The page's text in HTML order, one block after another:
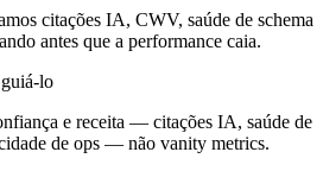
citações IA, CWV, saúde de schema
antes que a performance caia.
lo
e receita — citações IA, saúde de
de ops — não vanity metrics.